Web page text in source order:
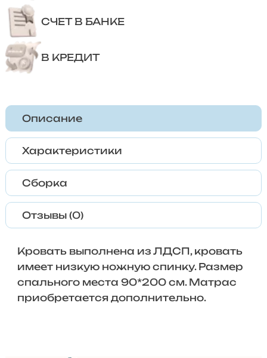
СЧЕТ В БАНКЕ
В КРЕДИТ
Описание
Характеристики
Сборка
Отзывы (0)
Кровать выполнена из ЛДСП, кровать
имеет низкую ножную спинку. Размер
спального места 90*200 см. Матрас
приобретается дополнительно.